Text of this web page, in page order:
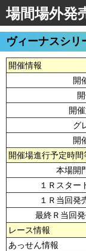
場間場外発
ヴィーナスシリ
開催情報
開
開
グ
開
開催場進行予定時間
本場開
１Ｒスター
１Ｒ当回発
最終Ｒ当回
レース情報
あっせん情報